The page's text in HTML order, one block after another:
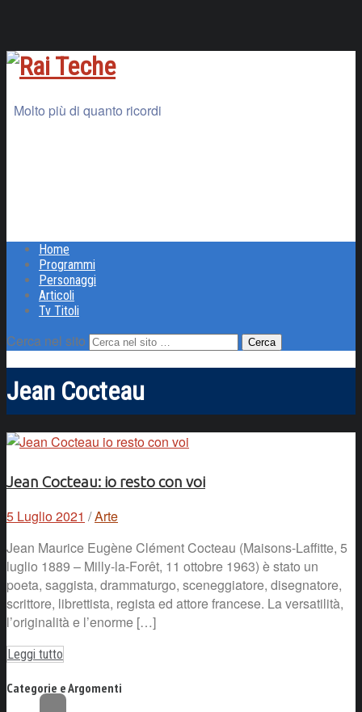
Molto più di quanto ricordi
Home
Programmi
Personaggi
Articoli
Tv Titoli
Cerca nel sito
Jean Cocteau
Jean Cocteau: io resto con voi
5 Luglio 2021 /Arte
Jean Maurice Eugène Clément Cocteau (Maisons-Laffitte, 5
luglio 1889 – Milly-la-Forêt, 11 ottobre 1963) è stato un
poeta, saggista, drammaturgo, sceneggiatore, disegnatore,
scrittore, librettista, regista ed attore francese. La versatilità,
l’originalità e l’enorme […]
Leggi tutto
Categorie e Argomenti